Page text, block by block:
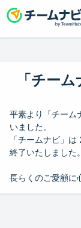
「チー
平素より「チーム
いました。
「チームナビ」
終了いたしました。
長らくのご愛顧に